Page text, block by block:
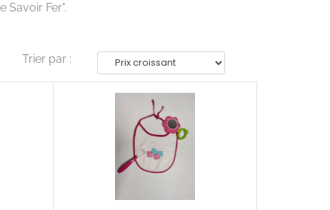
Savoir Fer".
Trier par :